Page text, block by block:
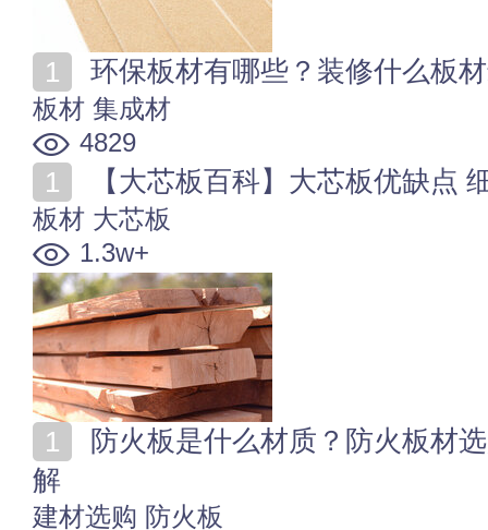
环保板材有哪些？装修什么板
板材 集成材
4829
【大芯板百科】大芯板优缺点
板材 大芯板
1.3w+
解
建材选购 防火板